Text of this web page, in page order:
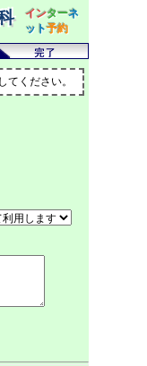
インターネ
ット予約
てください。